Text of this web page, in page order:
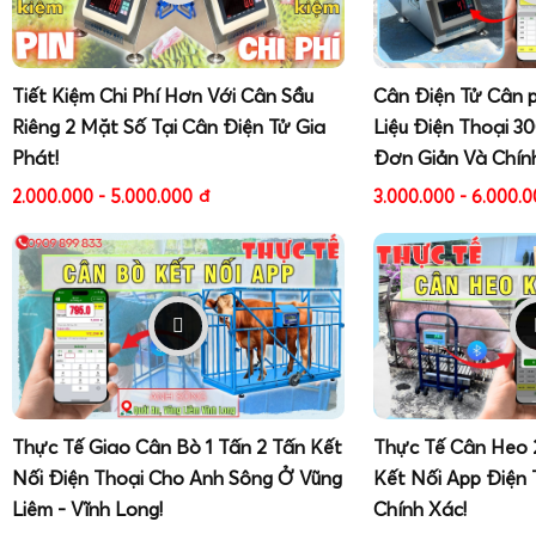
Tiết Kiệm Chi Phí Hơn Với Cân Sầu
Riêng 2 Mặt Số Tại Cân Điện Tử Gia
Phát!
2.000.000 - 5.000.000 đ
Cân Điện Tử Cân
Liệu Điện Thoại
Đơn Giản Và
3.000.000 -
Thực Tế Giao Cân Bò 1 Tấn 2 Tấn Kết
Nối Điện Thoại Cho Anh Sông Ở Vũng
Liêm - Vĩnh Long!
Thực Tế Cân
Kết Nối App Điện
Chính Xác!